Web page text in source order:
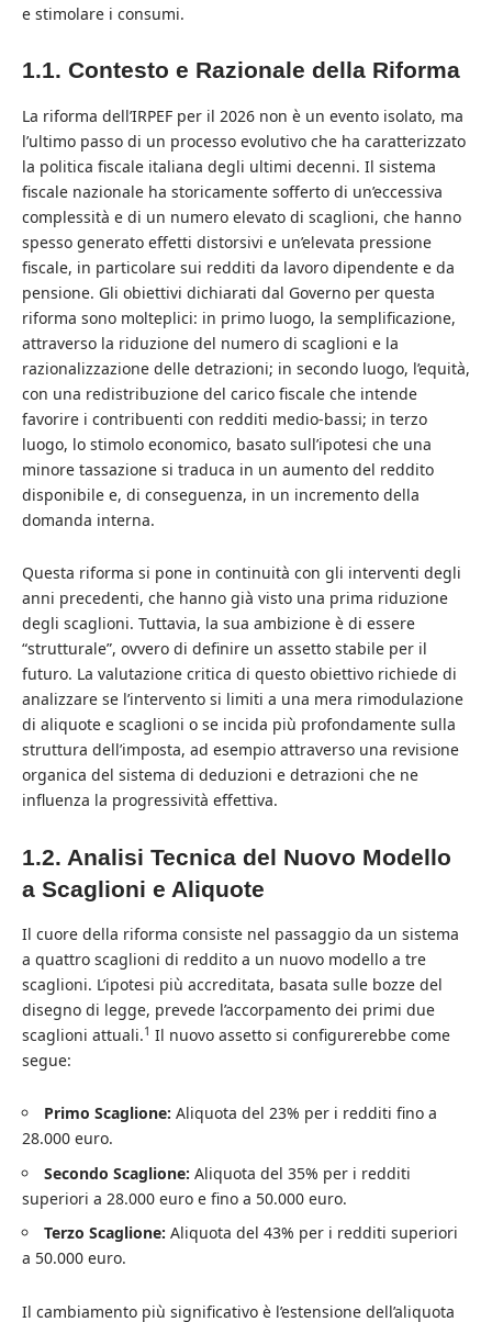
e stimolare i consumi.
1.1. Contesto e Razionale della Riforma
La riforma dell’IRPEF per il 2026 non è un evento isolato, ma
l’ultimo passo di un processo evolutivo che ha caratterizzato
la politica fiscale italiana degli ultimi decenni. Il sistema
fiscale nazionale ha storicamente sofferto di un’eccessiva
complessità e di un numero elevato di scaglioni, che hanno
spesso generato effetti distorsivi e un’elevata pressione
fiscale, in particolare sui redditi da lavoro dipendente e da
pensione. Gli obiettivi dichiarati dal Governo per questa
riforma sono molteplici: in primo luogo, la semplificazione,
attraverso la riduzione del numero di scaglioni e la
razionalizzazione delle detrazioni; in secondo luogo, l’equità,
con una redistribuzione del carico fiscale che intende
favorire i contribuenti con redditi medio-bassi; in terzo
luogo, lo stimolo economico, basato sull’ipotesi che una
minore tassazione si traduca in un aumento del reddito
disponibile e, di conseguenza, in un incremento della
domanda interna.
Questa riforma si pone in continuità con gli interventi degli
anni precedenti, che hanno già visto una prima riduzione
degli scaglioni. Tuttavia, la sua ambizione è di essere
“strutturale”, ovvero di definire un assetto stabile per il
futuro. La valutazione critica di questo obiettivo richiede di
analizzare se l’intervento si limiti a una mera rimodulazione
di aliquote e scaglioni o se incida più profondamente sulla
struttura dell’imposta, ad esempio attraverso una revisione
organica del sistema di deduzioni e detrazioni che ne
influenza la progressività effettiva.
1.2. Analisi Tecnica del Nuovo Modello
a Scaglioni e Aliquote
Il cuore della riforma consiste nel passaggio da un sistema
a quattro scaglioni di reddito a un nuovo modello a tre
scaglioni. L’ipotesi più accreditata, basata sulle bozze del
disegno di legge, prevede l’accorpamento dei primi due
scaglioni attuali.1 Il nuovo assetto si configurerebbe come
segue:
Primo Scaglione: Aliquota del 23% per i redditi fino a
28.000 euro.
Secondo Scaglione: Aliquota del 35% per i redditi
superiori a 28.000 euro e fino a 50.000 euro.
Terzo Scaglione: Aliquota del 43% per i redditi superiori
a 50.000 euro.
Il cambiamento più significativo è l’estensione dell’aliquota